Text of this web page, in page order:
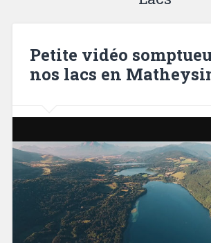
Petite vidéo
nos lacs en